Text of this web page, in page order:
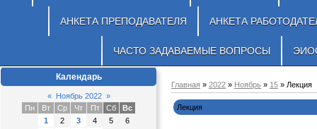
АНКЕТА ПРЕПОДАВАТЕЛЯ АНКЕТА
ЧАСТО ЗАДАВАЕМЫЕ ВОПРОСЫ
Календарь
« Ноябрь 2022 »
Пн
Вт Ср Чт Пт Сб
Вс
1
2 3 4 5
6
Главная » 2022 » Ноябрь » 15 » Лекция
Лекция